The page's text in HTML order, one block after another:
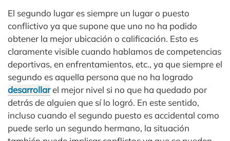
El segundo lugar es siempre un lugar o puesto
conflictivo ya que supone que uno no ha podido
obtener la mejor ubicación o calificación. Esto es
claramente visible cuando hablamos de competencias
deportivas, en enfrentamientos, etc., ya que siempre el
segundo es aquella persona que no ha logrado
desarrollarel mejor nivel si no que ha quedado por
detrás de alguien que sí lo logró. En este sentido,
incluso cuando el segundo puesto es accidental como
puede serlo un segundo hermano, la situación